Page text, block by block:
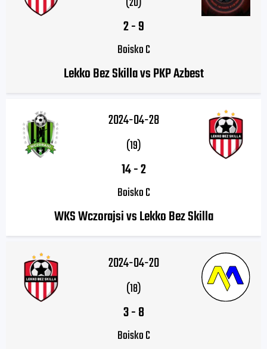
2-9
Boisko C
Lekko Bez Skilla vs PKP Azbest
2024-04-28
(19)
14-2
Boisko C
WKS Wczorajsi vs Lekko Bez Skilla
2024-04-20
(18)
3-8
Boisko C